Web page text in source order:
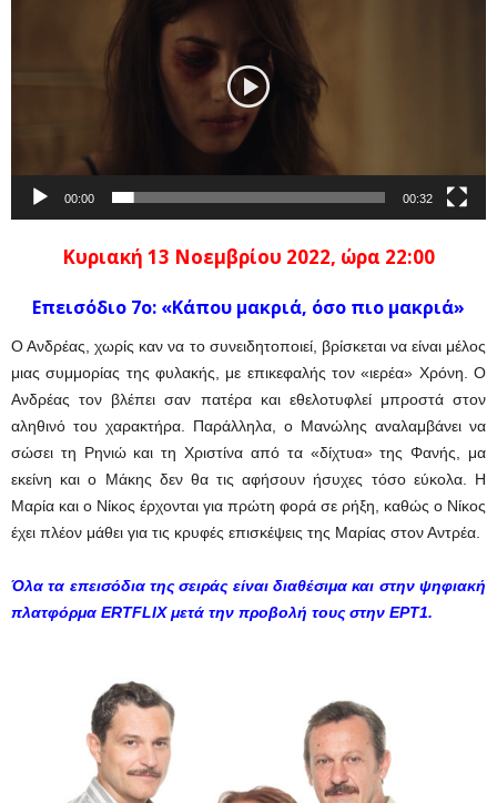
00:00 00:32
Κυριακή 13 Νοεμβρίου 2022, ώρα 22:00
Επεισόδιο 7ο: «Κάπου μακριά, όσο πιο μακριά»
Ο Ανδρέας, χωρίς καν να το συνειδητοποιεί, βρίσκεται να είναι μέλος
μιας συμμορίας της φυλακής, με επικεφαλής τον «ιερέα» Χρόνη. Ο
Ανδρέας τον βλέπει σαν πατέρα και εθελοτυφλεί μπροστά στον
αληθινό του χαρακτήρα. Παράλληλα, ο Μανώλης αναλαμβάνει να
σώσει τη Ρηνιώ και τη Χριστίνα από τα «δίχτυα» της Φανής, μα
εκείνη και ο Μάκης δεν θα τις αφήσουν ήσυχες τόσο εύκολα. Η
Μαρία και ο Νίκος έρχονται για πρώτη φορά σε ρήξη, καθώς ο Νίκος
έχει πλέον μάθει για τις κρυφές επισκέψεις της Μαρίας στον Αντρέα.
Όλα τα επεισόδια της σειράς είναι διαθέσιμα και στην ψηφιακή
πλατφόρμα ERTFLIX μετά την προβολή τους στην ΕΡΤ1.